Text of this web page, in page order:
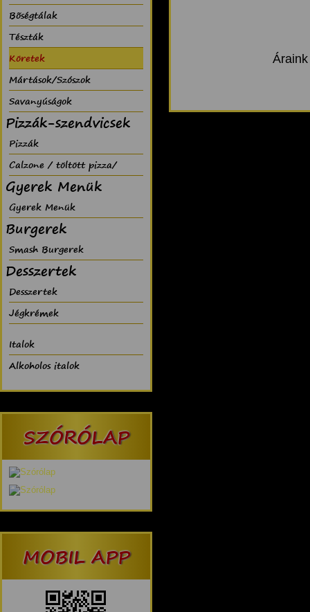
Bõségtálak
Tészták
Köretek
Mártások/Szószok
Savanyúságok
Pizzák-szendvicsek
Pizzák
Calzone / töltött pizza/
Gyerek Menük
Gyerek Menük
Burgerek
Smash Burgerek
Desszertek
Desszertek
Jégkrémek
Italok
Alkoholos italok
SZÓRÓLAP
MOBIL APP